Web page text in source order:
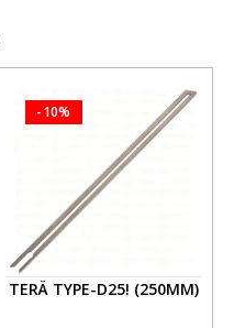
-10%
TERÄ TYPE-D25! (250MM)